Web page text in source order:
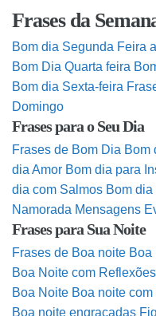
Frases da
Bom dia Segunda Feira
Bom Dia Quarta feira
Bom dia Sexta-feira
Domingo
Frases para o Seu Dia
Frases de Bom Dia Bom
dia Amor Bom dia para
dia com Salmos Bom dia
Namorada Mensagens
Frases para Sua Noite
Frases de Boa noite Boa
Boa Noite com Reflexões
Boa Noite Boa noite
Boa noite engraçadas